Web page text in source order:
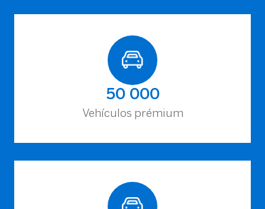
50 000
Vehículos prémium